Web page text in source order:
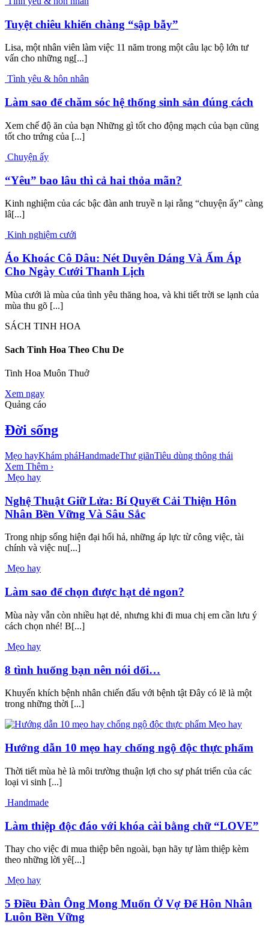
Tuyệt chiêu khiến chàng “sập bẫy”
Lisa, một nhân viên làm việc 11 năm trong một câu lạc bộ lớn tư
vấn cho những ng[...]
Tình yêu & hôn nhân
Làm sao để chăm sóc hệ thống sinh sản đúng cách
Xem chế độ ăn của bạn Những gì tốt cho động mạch của bạn cũng
tốt cho trứng của [...]
Chuyện ấy
“Yêu” bao lâu thì cả hai thỏa mãn?
Kinh nghiệm của các bậc đàn anh truyề n lại rằng “chuyện ấy” càng
lâ[...]
Kinh nghiệm cưới
Áo Khoác Cô Dâu: Nét Duyên Dáng Và Ấm Áp
Cho Ngày Cưới Thanh Lịch
Mùa cưới là mùa của tình yêu thăng hoa, và khi tiết trời se lạnh của
mùa thu gõ [...]
SÁCH TINH HOA
Sach Tinh Hoa Theo Chu De
Tinh Hoa Muôn Thuở
Xem ngay
Quảng cáo
Đời sống
Mẹo hayKhám pháHandmadeThư giãnTiêu dùng thông thái
Xem Thêm ›
Mẹo hay
Nghệ Thuật Giữ Lửa: Bí Quyết Cải Thiện Hôn
Nhân Bền Vững Và Sâu Sắc
Trong nhịp sống hiện đại hối hả, những áp lực từ công việc, tài
chính và việc nu[...]
Mẹo hay
Làm sao để chọn được hạt dẻ ngon?
Mùa này vẫn còn nhiều hạt dẻ, nhưng khi đi mua chị em cần lưu ý
cách chọn nhé! B[...]
Mẹo hay
8 tình huống bạn nên nói dối…
Khuyến khích bệnh nhân chiến đấu với bệnh tật Đây có lẽ là một
trong những thời [...]
Mẹo hay
Hướng dẫn 10 mẹo hay chống ngộ độc thực phẩm
Thời tiết mùa hè là môi trường thuận lợi cho sự phát triển của các
loại vi sinh [...]
Handmade
Làm thiệp độc đáo với khóa cài bằng chữ “LOVE”
Thay cho việc đi mua thiệp bên ngoài, bạn hãy tự làm thiệp kèm
theo những lời yê[...]
Mẹo hay
5 Điều Đàn Ông Mong Muốn Ở Vợ Để Hôn Nhân
Luôn Bền Vững